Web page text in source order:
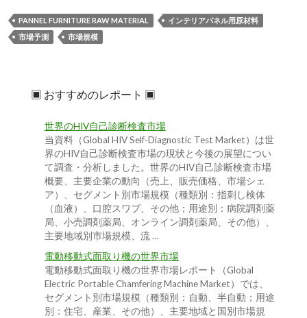
PANNEL FURNITURE RAW MATERIAL
インテリアパネル用原材料
市場予測
市場規模
▣ おすすめのレポート ▣
世界のHIV自己診断検査市場
当資料（Global HIV Self-Diagnostic Test Market）は世
界のHIV自己診断検査市場の現状と今後の展望につい
て調査・分析しました。世界のHIV自己診断検査市場
概要、主要企業の動向（売上、販売価格、市場シェ
ア）、セグメント別市場規模（種類別：指刺し検体
（血液）、口腔スワブ、その他；用途別：病院調剤薬
局、小売調剤薬局、オンライン調剤薬局、その他）、
主要地域別市場規模、流 …
電動移動式面取り機の世界市場
電動移動式面取り機の世界市場レポート（Global
Electric Portable Chamfering Machine Market）では、
セグメント別市場規模（種類別：自動、半自動；用途
別：住宅、産業、その他）、主要地域と国別市場規